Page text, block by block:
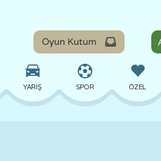
Oyun Kutum
YARIŞ SPOR ÖZEL